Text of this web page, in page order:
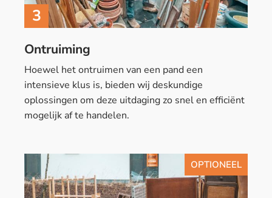
3
Hoewel het ontruimen van een pand een
intensieve klus is, bieden wij deskundige
oplossingen om deze uitdaging zo snel en efficiënt
mogelijk af te handelen.
Ontruiming
OPTIONEEL